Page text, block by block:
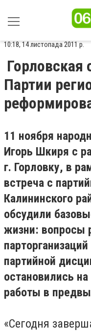
10:18, 14 листопада 2011 р.
Горловская
Партии
11 ноября
Игорь Шкиря с
г. Горловку, в
встреча с
Калининского
обсудили
жизни: вопросы
партийной
остановились
работы в
«Сегодня